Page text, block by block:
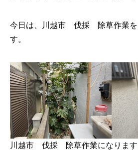
今日は、川越市 伐採 除草作業を
す。
川越市 伐採 除草作業になります